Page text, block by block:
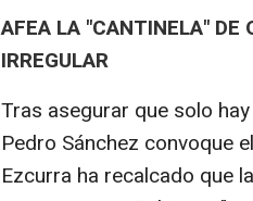
AFEA LA "CANTINELA" DE
IRREGULAR
Tras asegurar que solo
Pedro Sánchez convoque
Ezcurra ha recalcado que